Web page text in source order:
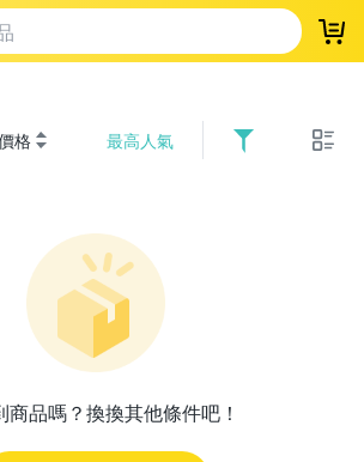
登
格 最高人氣
商品嗎？換換其他條件吧！